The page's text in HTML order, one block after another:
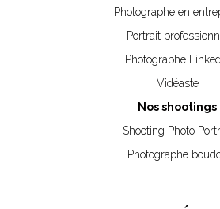
Photographe en
Portrait
Photographe
Vidéaste
Nos shootings
Shooting Photo
Photographe